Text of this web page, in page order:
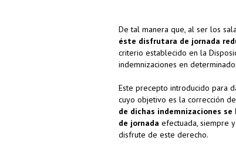
De tal manera que, al ser los
éste disfrutara de jornada
criterio establecido en la
indemnizaciones en
Este precepto introducido para
cuyo objetivo es la corrección
de dichas indemnizaciones
de jornada efectuada, siempre
disfrute de este derecho.